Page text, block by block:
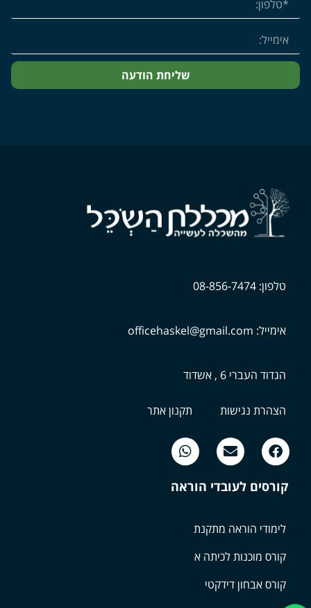
שליחת הודעה
טלפון: 08-856-7474
אימייל: officehaskel@gmail.com
הגדוד העברי 6 , אשדוד
הצהרת נגישות תקנון אתר
קורסים לעובדי הוראה
לימודי הוראה מתקנת
קורס מוכנות לכיתה א
קורס אבחון דידקטי